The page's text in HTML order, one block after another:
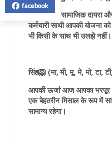
आज आपका सामाजिक दायरा और
कर्मचारी साथी आपकी योजना
भी किसी के साथ भी उलझे नहीं।
सिंह🦁 (मा, मी, मू, मे, मो, टा,
आपकी ऊर्जा आज आपका भरपूर
एक बेहतरीन मिसाल के रूप में
सामान्य रहेगा।
facebook